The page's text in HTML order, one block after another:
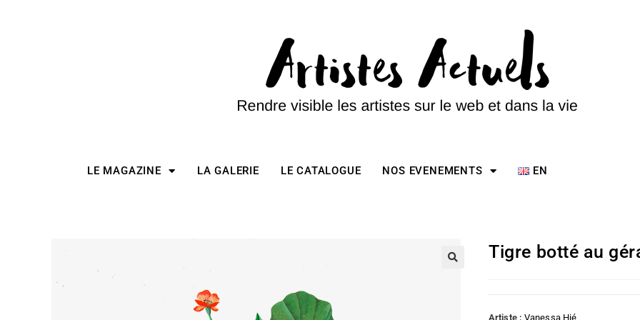
LE MAGAZINE LA GALERIE LE CATALOGUE NOS EVENEMENTS EN
Tigre botté au
Artiste : Vanessa Hié